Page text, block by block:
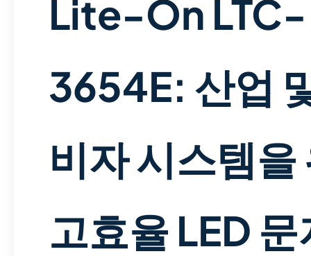
Lite-On LTC-
3654E: 산업
비자 시스템을
고효율 LED